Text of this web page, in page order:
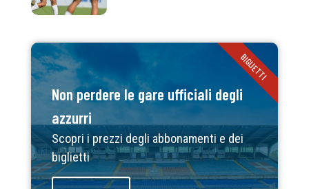
Non perdere le gare ufficiali degli
azzurri
Scopri i prezzi degli abbonamenti e dei
biglietti
BIGLIETTI